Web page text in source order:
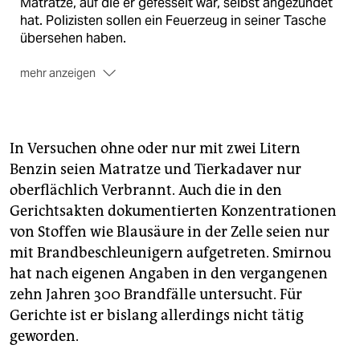
hat. Polizisten sollen ein Feuerzeug in seiner Tasche
übersehen haben.
mehr anzeigen
zweite Prozess endete 2012 mit einer Geldstrafe.
Auch gegen dieses Urteil haben alle Parteien eine
anhängige Revision eingelegt. Widersprüchlichkeiten
in beiden Prozessen hatten Zweifel an der
Selbstmordthese genährt.(cja)
In Versuchen ohne oder nur mit zwei Litern
Benzin seien Matratze und Tierkadaver nur
oberflächlich Verbrannt. Auch die in den
Gerichtsakten dokumentierten Konzentrationen
von Stoffen wie Blausäure in der Zelle seien nur
mit Brandbeschleunigern aufgetreten. Smirnou
hat nach eigenen Angaben in den vergangenen
zehn Jahren 300 Brandfälle untersucht. Für
Gerichte ist er bislang allerdings nicht tätig
geworden.